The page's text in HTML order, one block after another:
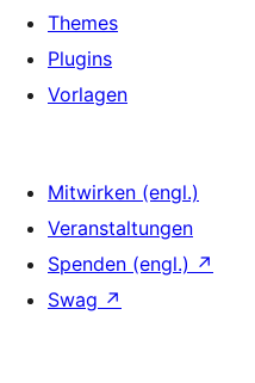
Themes
Plugins
Vorlagen
Mitwirken (engl.)
Veranstaltungen
Spenden (engl.) ↗
Swag ↗